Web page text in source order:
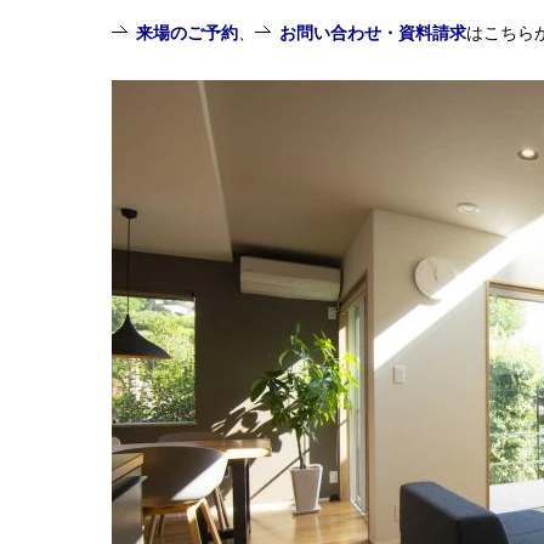
来場のご予約 お問い合わせ・資料請求はこちら